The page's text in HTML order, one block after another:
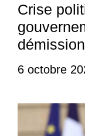
Crise
6 octobre